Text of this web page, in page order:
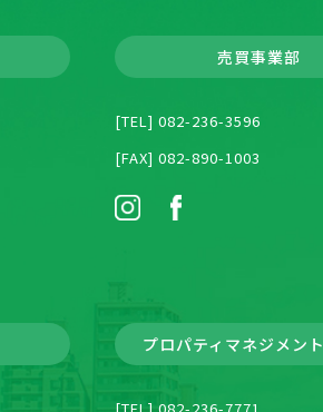
売買事業部
[TEL] 082-236-3596
[FAX] 082-890-1003
プロパティマネジメント